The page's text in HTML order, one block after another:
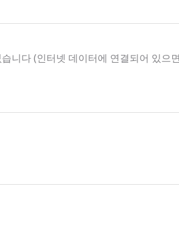
니다 (인터넷 데이터에 연결되어 있